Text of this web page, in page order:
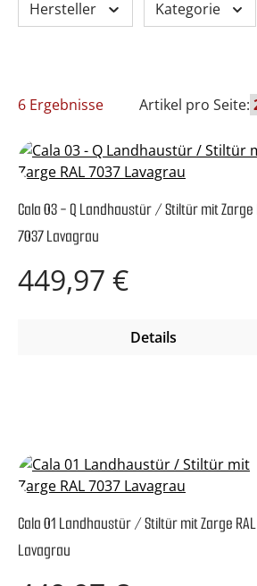
Hersteller Kategorie
6 Ergebnisse Artikel pro Seite:
Cala 03 - Q Landhaustür / Stiltür mit Zarge
7037 Lavagrau
Regulärer Preis:
449,97 €
Details
Cala 01 Landhaustür / Stiltür mit Zarge
Lavagrau